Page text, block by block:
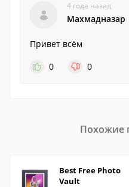
4 года назад
Махмадназар
Привет всём
0
0
Похожие
Best Free Photo
Vault